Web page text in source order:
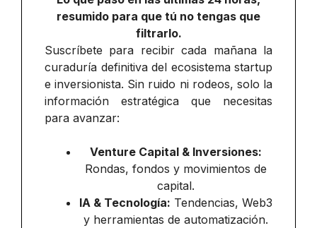
resumido para que tú no tengas que
filtrarlo.
Suscríbete para recibir cada mañana la
curaduría definitiva del ecosistema startup
e inversionista. Sin ruido ni rodeos, solo la
información estratégica que necesitas
para avanzar:
Venture Capital & Inversiones:
Rondas, fondos y movimientos de
capital.
IA & Tecnología: Tendencias, Web3
y herramientas de automatización.